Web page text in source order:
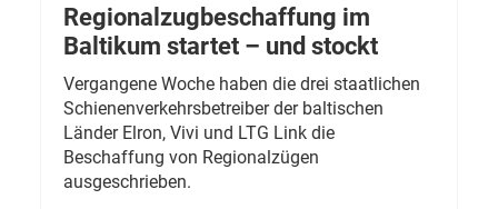
Regionalzugbeschaffung im
Baltikum startet – und stockt
Vergangene Woche haben die drei staatlichen
Schienenverkehrsbetreiber der baltischen
Länder Elron, Vivi und LTG Link die
Beschaffung von Regionalzügen
ausgeschrieben.